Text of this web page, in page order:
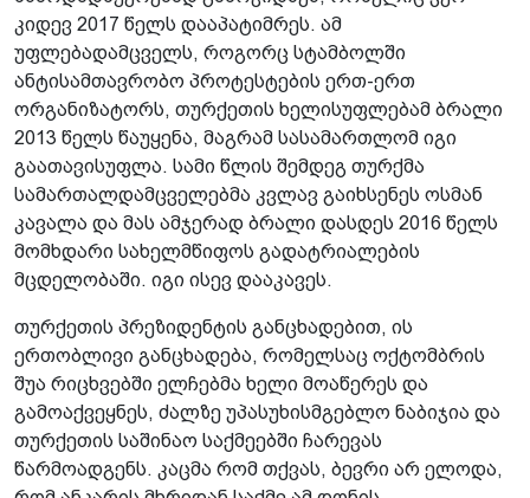
კიდევ 2017 წელს დააპატიმრეს. ამ
უფლებადამცველს, როგორც სტამბოლში
ანტისამთავრობო პროტესტების ერთ-ერთ
ორგანიზატორს, თურქეთის ხელისუფლებამ ბრალი
2013 წელს წაუყენა, მაგრამ სასამართლომ იგი
გაათავისუფლა. სამი წლის შემდეგ თურქმა
სამართალდამცველებმა კვლავ გაიხსენეს ოსმან
კავალა და მას ამჯერად ბრალი დასდეს 2016 წელს
მომხდარი სახელმწიფოს გადატრიალების
მცდელობაში. იგი ისევ დააკავეს.
თურქეთის პრეზიდენტის განცხადებით, ის
ერთობლივი განცხადება, რომელსაც ოქტომბრის
შუა რიცხვებში ელჩებმა ხელი მოაწერეს და
გამოაქვეყნეს, ძალზე უპასუხისმგებლო ნაბიჯია და
თურქეთის საშინაო საქმეებში ჩარევას
წარმოადგენს. კაცმა რომ თქვას, ბევრი არ ელოდა,